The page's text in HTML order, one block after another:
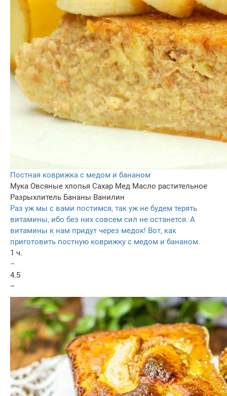
Постная коврижка с медом и бананом
Мука Овсяные хлопья Сахар Мед Масло растительное
Разрыхлитель Бананы Ванилин
Раз уж мы с вами постимся, так уж не будем терять
витамины, ибо без них совсем сил не останется. А
витамины к нам придут через медок! Вот, как
приготовить постную коврижку с медом и бананом.
1 ч.
–
4.5
–